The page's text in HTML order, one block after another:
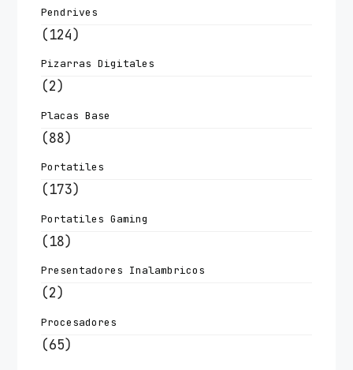
Pendrives
(124)
Pizarras Digitales
(2)
Placas Base
(88)
Portatiles
(173)
Portatiles Gaming
(18)
Presentadores Inalambricos
(2)
Procesadores
(65)